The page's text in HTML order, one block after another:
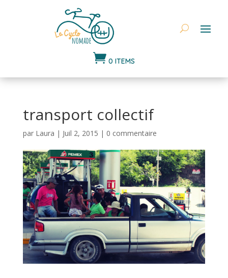
 0 ITEMS
transport collectif
par Laura | Juil 2, 2015 | 0 commentaire